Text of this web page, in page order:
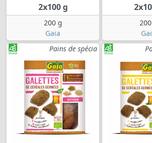
2x100 g
200 g
Gaia
Pains de spécia